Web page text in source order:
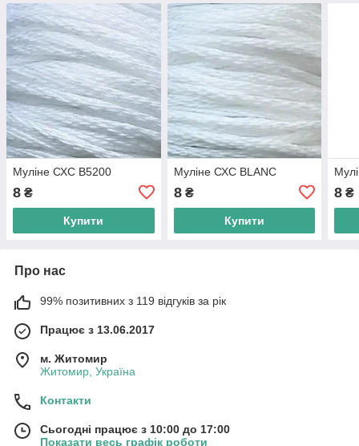
Муліне СХС B5200
8 ₴
Купити
Муліне СХС BLANC
8₴
Купити
8 ₴
Про нас
99% позитивних з 119 відгуків за рік
Працює з 13.06.2017
м. Житомир
Житомир, Україна
Контакти
Сьогодні працює з 10:00 до 17:00
Показати весь графік роботи